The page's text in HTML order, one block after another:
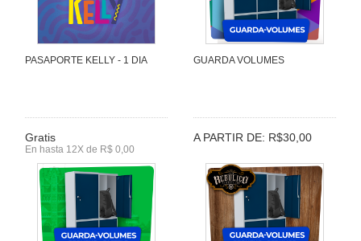
PASAPORTE KELLY - 1 DIA
Gratis
En hasta 12X de R$ 0,00
GUARDA VOLUMES
A PARTIR DE: R$30,00